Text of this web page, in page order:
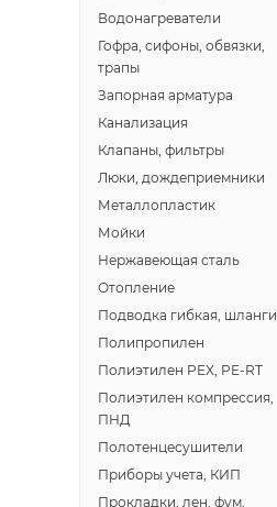
Водонагреватели
Гофра, сифоны, обвязки,
трапы
Запорная арматура
Канализация
Клапаны, фильтры
Люки, дождеприемники
Металлопластик
Мойки
Нержавеющая сталь
Отопление
Подводка гибкая, шланги
Полипропилен
Полиэтилен PEX, PE-RT
Полиэтилен компрессия,
ПНД
Полотенцесушители
Приборы учета, КИП
Прокладки, лен, фум,